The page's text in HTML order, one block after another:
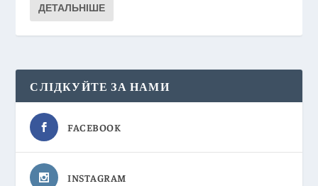
ДЕТАЛЬНІШЕ
СЛІДКУЙТЕ ЗА НАМИ
FACEBOOK
INSTAGRAM